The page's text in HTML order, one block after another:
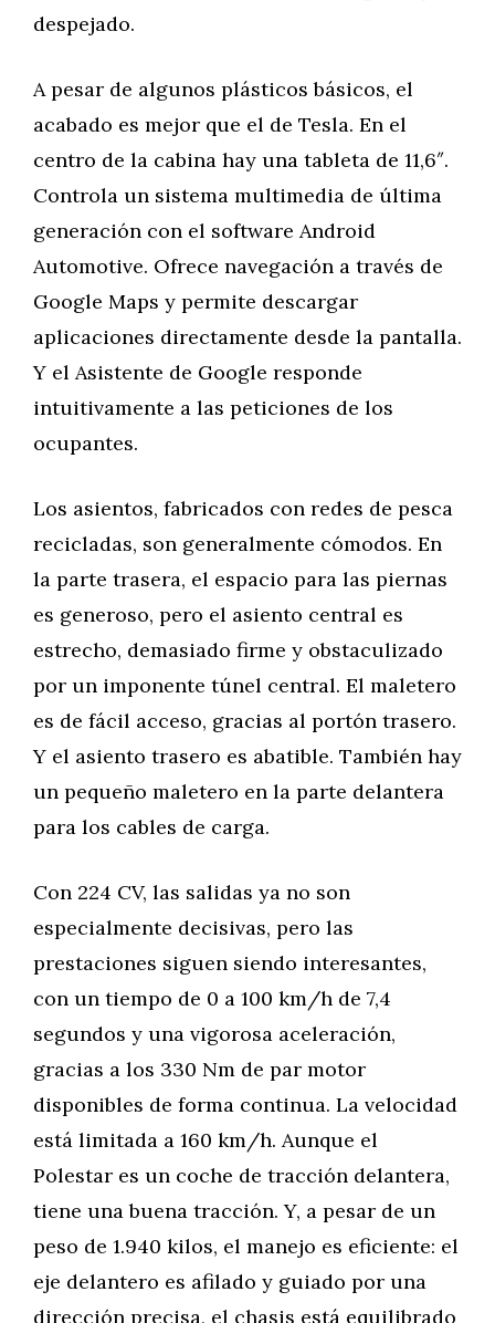
despejado.
A pesar de algunos plásticos básicos, el
acabado es mejor que el de Tesla. En el
centro de la cabina hay una tableta de 11,6″.
Controla un sistema multimedia de última
generación con el software Android
Automotive. Ofrece navegación a través de
Google Maps y permite descargar
aplicaciones directamente desde la pantalla.
Y el Asistente de Google responde
intuitivamente a las peticiones de los
ocupantes.
Los asientos, fabricados con redes de pesca
recicladas, son generalmente cómodos. En
la parte trasera, el espacio para las piernas
es generoso, pero el asiento central es
estrecho, demasiado firme y obstaculizado
por un imponente túnel central. El maletero
es de fácil acceso, gracias al portón trasero.
Y el asiento trasero es abatible. También hay
un pequeño maletero en la parte delantera
para los cables de carga.
Con 224 CV, las salidas ya no son
especialmente decisivas, pero las
prestaciones siguen siendo interesantes,
con un tiempo de 0 a 100 km/h de 7,4
segundos y una vigorosa aceleración,
gracias a los 330 Nm de par motor
disponibles de forma continua. La velocidad
está limitada a 160 km/h. Aunque el
Polestar es un coche de tracción delantera,
tiene una buena tracción. Y, a pesar de un
peso de 1.940 kilos, el manejo es eficiente: el
eje delantero es afilado y guiado por una
dirección precisa, el chasis está equilibrado